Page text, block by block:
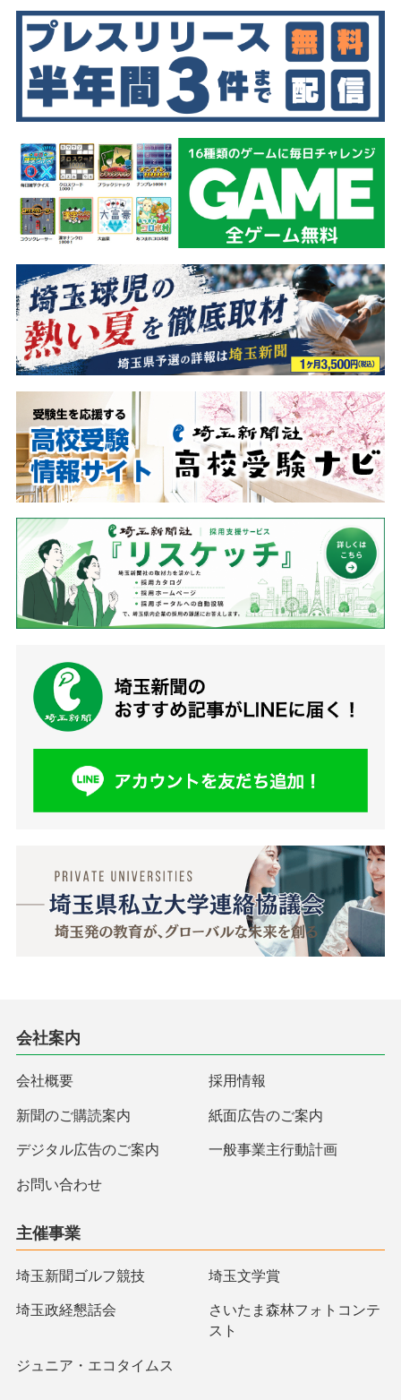
会社案内
会社概要 採用情報
新聞のご購読案内 紙面広告のご案内
デジタル広告のご案内 一般事業主行動計画
お問い合わせ
主催事業
埼玉新聞ゴルフ競技 埼玉文学賞
埼玉政経懇話会
さいたま森林フォトコンテ
スト
ジュニア・エコタイムス